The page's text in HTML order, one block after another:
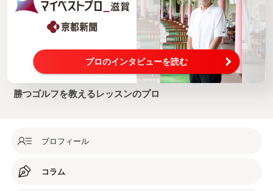
プロのインタビューを読む
勝つゴルフを教えるレッスンのプロ
プロフィール
コラム